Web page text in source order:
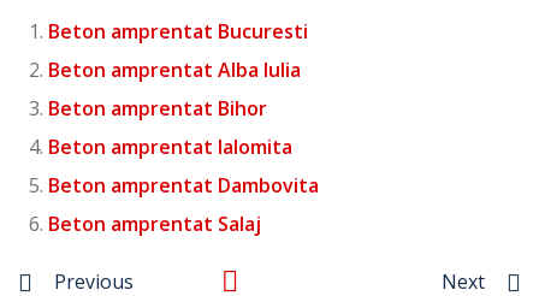
Beton amprentat Bucuresti
Beton amprentat Alba Iulia
Beton amprentat Bihor
Beton amprentat Ialomita
Beton amprentat Dambovita
Beton amprentat Salaj
Previous Next